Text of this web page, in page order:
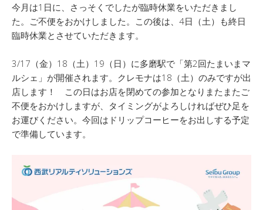
今月は1日に、さっそくでしたが臨時休業をいただきまし
た。ご不便をおかけしました。この後は、4日（土）も終日
臨時休業とさせていただきます。
3/17（金）18（土）19（日）に多磨駅で「第2回たまいまマ
ルシェ」が開催されます。クレモナは18（土）のみですが出
店します！ この日はお店を閉めての参加となりまたまたご
不便をおかけしますが、タイミングがよろしければぜひ足を
お運びください。今回はドリップコーヒーをお出しする予定
で準備しています。